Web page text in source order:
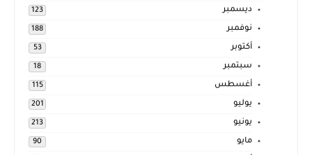
ديسمبر 123
نوفمبر 188
أكتوبر 53
سبتمبر 18
أغسطس 115
يوليو 201
يونيو 213
مايو 90